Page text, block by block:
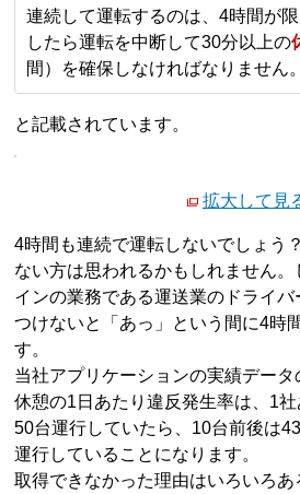
連続して運転するのは、4時間が
したら運転を中断して30分以上の
間）を確保しなければなりません。
と記載されています。
拡大して見
4時間も連続で運転しないでしょう
ない方は思われるかもしれません。
インの業務である運送業のドライ
つけないと「あっ」という間に4時
す。
当社アプリケーションの実績デー
休憩の1日あたり違反発生率は、1社
50台運行していたら、10台前後は
運行していることになります。
取得できなかった理由はいろいろ